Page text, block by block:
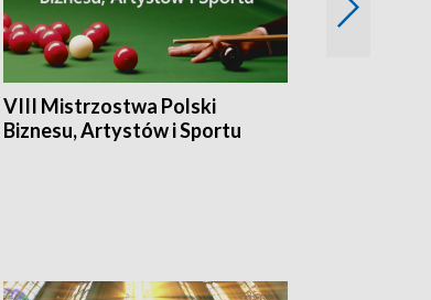
VIII Mistrzostwa Polski
Biznesu, Artystów i Sportu